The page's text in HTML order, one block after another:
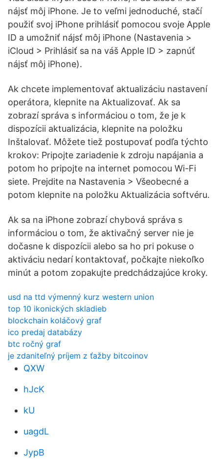
nájsť môj iPhone. Je to veľmi jednoduché, stačí
použiť svoj iPhone prihlásiť pomocou svoje Apple
ID a umožniť nájsť môj iPhone (Nastavenia >
iCloud > Prihlásiť sa na váš Apple ID > zapnúť
nájsť môj iPhone).
Ak chcete implementovať aktualizáciu nastavení
operátora, klepnite na Aktualizovať. Ak sa
zobrazí správa s informáciou o tom, že je k
dispozícii aktualizácia, klepnite na položku
Inštalovať. Môžete tiež postupovať podľa týchto
krokov: Pripojte zariadenie k zdroju napájania a
potom ho pripojte na internet pomocou Wi-Fi
siete. Prejdite na Nastavenia > Všeobecné a
potom klepnite na položku Aktualizácia softvéru.
Ak sa na iPhone zobrazí chybová správa s
informáciou o tom, že aktivačný server nie je
dočasne k dispozícii alebo sa ho pri pokuse o
aktiváciu nedarí kontaktovať, počkajte niekoľko
minút a potom zopakujte predchádzajúce kroky.
usd na ttd výmenný kurz western union
top 10 ikonických skladieb
blockchain koláčový graf
ico predaj databázy
btc ročný graf
je zdaniteľný príjem z ťažby bitcoinov
QXW
hJcK
kU
uagdL
JypB